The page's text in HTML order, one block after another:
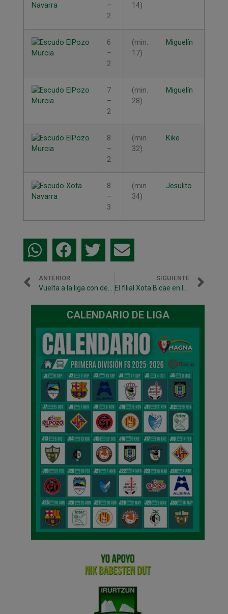
–
2
14)
6
–
2
(min.
17)
Miguelín
7
–
2
(min.
28)
Miguelín
8
–
2
(min.
32)
Kike
8
–
3
(min.
34)
Jesulito
ANTERIOR SIGUIENTE
CALENDARIO DE LIGA